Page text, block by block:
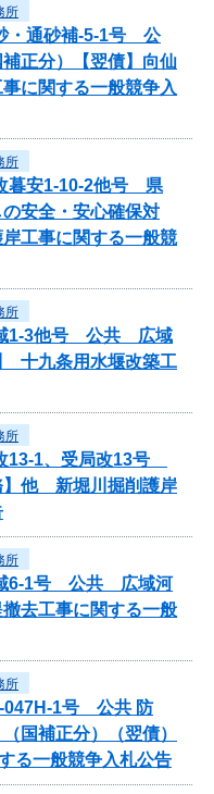
所
・通砂補-5-1号 公
正分）【翌債】向仙
に関する一般競争入
所
暮安1-10-2他号 県
安全・安心確保対
工事に関する一般競
所
域1-3他号 公共 広域
十九条用水堰改築工
所
13-1、受局改13号
他 新堀川掘削護岸
所
域6-1号 公共 広域河
去工事に関する一般
所
047H-1号 公共 防
国補正分）（翌債）
る一般競争入札公告